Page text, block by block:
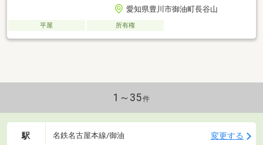
愛知県豊川市御油町長谷山
平屋 所有権
1～35件
駅 名鉄名古屋本線/御油 変更する